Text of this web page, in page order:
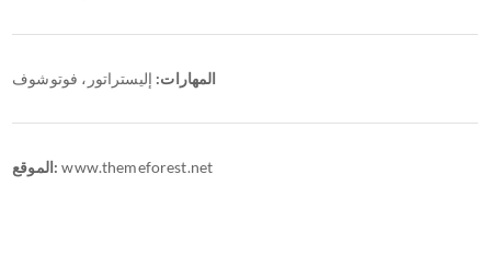
المهارات: إليستراتور، فوتوشوف
الموقع: www.themeforest.net